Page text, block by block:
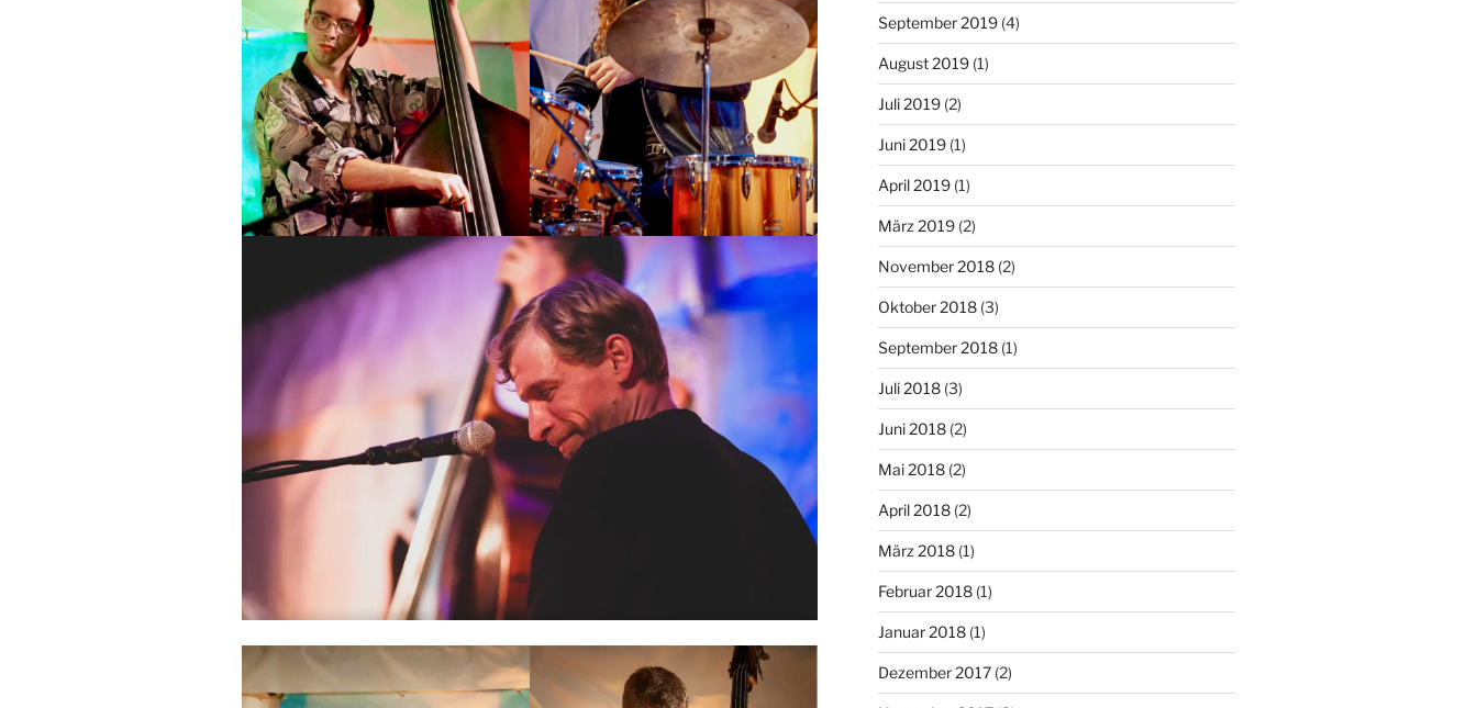
September 2019(4)
August 2019(1)
Juli 2019(2)
Juni 2019(1)
April 2019(1)
März 2019(2)
November 2018(2)
Oktober 2018(3)
September 2018(1)
Juli 2018(3)
Juni 2018(2)
Mai 2018(2)
April 2018(2)
März 2018(1)
Februar 2018(1)
Januar 2018(1)
Dezember 2017(2)